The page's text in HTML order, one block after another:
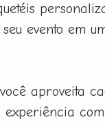
evento em
aproveita